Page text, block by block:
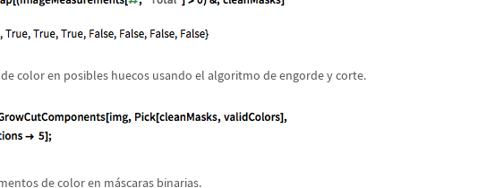
color en posibles huecos usando el algoritmo de engorde y corte.
de color en máscaras binarias.